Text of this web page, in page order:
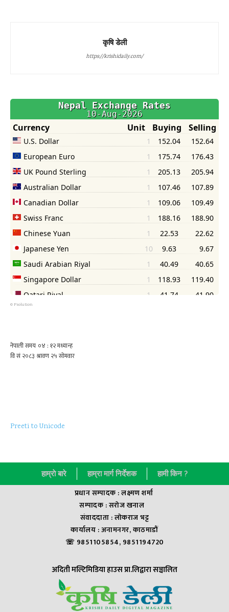
कृषि डेली
https://krishidaily.com/
© Psolution
Preeti to Unicode
हाम्राे बारे हाम्रा मार्ग निर्देशक हामी किन ?
प्रधान सम्पादक : लक्ष्मण शर्मा
सम्पादक : सराेज खनाल
संवाददाता : लाेकराज भट्ट
कार्यालय : अनामनगर, काठमाडौं
☏ 9851105854, 9851194720
अदिती मल्टिमिडिया हाउस प्रा.लिद्वारा सञ्चालित